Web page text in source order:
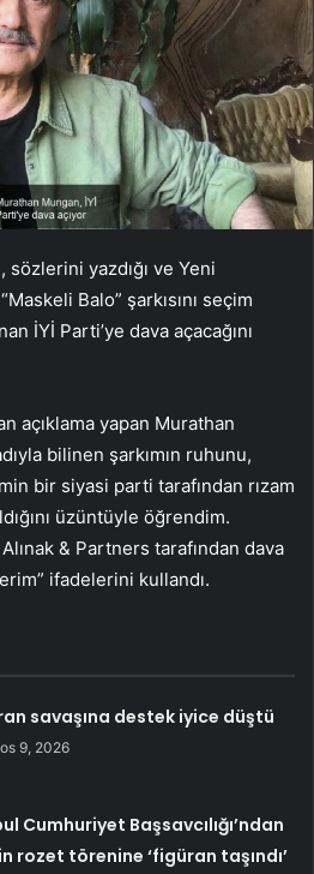
yazdığı ve Yeni
Balo” şarkısını seçim
İYİ Parti’ye dava açacağını
açıklama yapan Murathan
bilinen şarkımın ruhunu,
bir siyasi parti tarafından rızam
üzüntüyle öğrendim.
& Partners tarafından dava
ifadelerini kullandı.
savaşına destek iyice düştü
9, 2026
Cumhuriyet Başsavcılığı’ndan
rozet törenine ‘figüran taşındı’